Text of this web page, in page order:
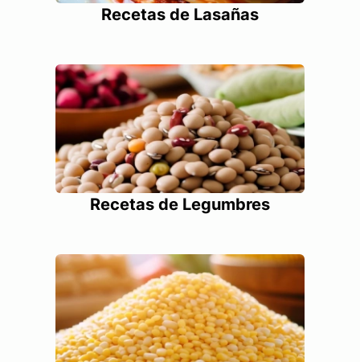
Recetas de Lasañas
Recetas de Legumbres